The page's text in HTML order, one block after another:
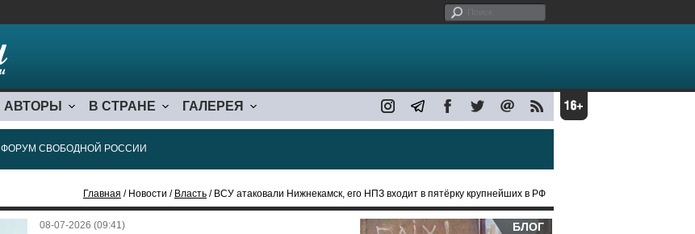
АВТОРЫ В СТРАНЕ ГАЛЕРЕЯ
ФОРУМ СВОБОДНОЙ РОССИИ
Главная / Новости / Власть / ВСУ атаковали Нижнекамск, его НПЗ входит в пятёрку крупнейших в РФ
08-07-2026 (09:41) БЛОГ